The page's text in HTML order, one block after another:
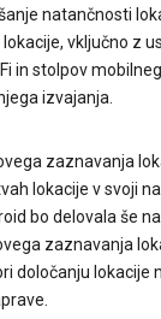
natančnosti
vključno z
in stolpov
izvajanja.
zaznavanja
lokacije v svoji
bo delovala še
zaznavanja
določanju lokacije